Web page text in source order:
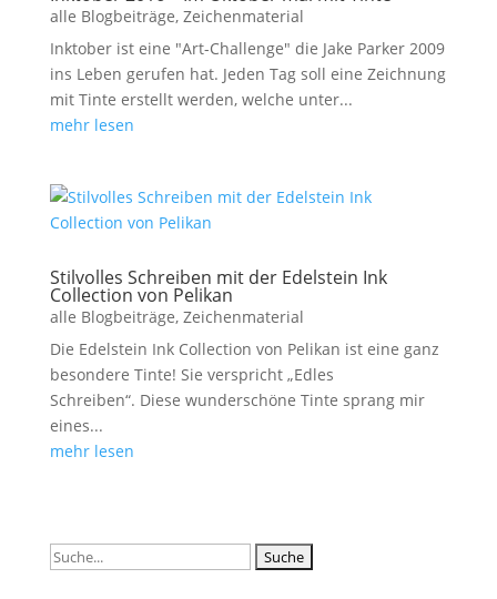
alle Blogbeiträge, Zeichenmaterial
Inktober ist eine "Art-Challenge" die Jake Parker 2009
ins Leben gerufen hat. Jeden Tag soll eine Zeichnung
mit Tinte erstellt werden, welche unter...
mehr lesen
Stilvolles Schreiben mit der Edelstein Ink
Collection von Pelikan
alle Blogbeiträge, Zeichenmaterial
Die Edelstein Ink Collection von Pelikan ist eine ganz
besondere Tinte! Sie verspricht „Edles
Schreiben“. Diese wunderschöne Tinte sprang mir
eines...
mehr lesen
Suchen